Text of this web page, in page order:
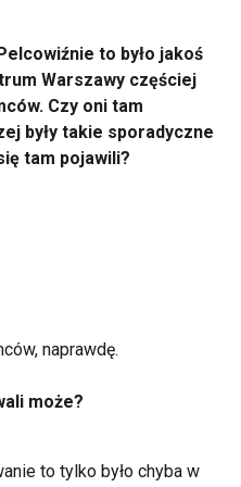
to było jakoś
Warszawy częściej
Czy oni tam
były takie sporadyczne
tam pojawili?
naprawdę.
może?
to tylko było chyba w